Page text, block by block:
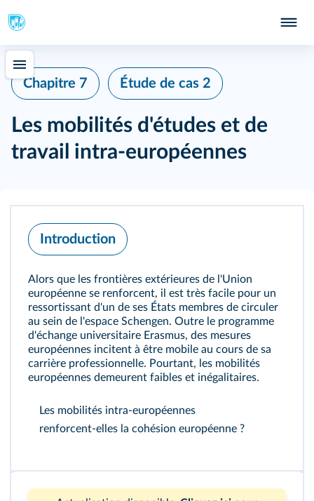
Chapitre 7 Étude de cas 2
Les mobilités d'études et de
travail intra‑européennes
Introduction
Alors que les frontières extérieures de l'Union
européenne se renforcent, il est très facile pour un
ressortissant d'un de ses États membres de circuler
au sein de l'espace Schengen. Outre le programme
d'échange universitaire Erasmus, des mesures
européennes incitent à être mobile au cours de sa
carrière professionnelle. Pourtant, les mobilités
européennes demeurent faibles et inégalitaires.
Les mobilités intra‑européennes
renforcent‑elles la cohésion européenne ?